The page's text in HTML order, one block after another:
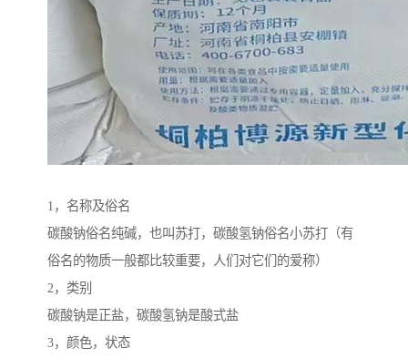
1，名称及俗名
碳酸钠俗名纯碱，也叫苏打，碳酸氢钠俗名小苏打（有
俗名的物质一般都比较重要，人们对它们的爱称）
2，类别
碳酸钠是正盐，碳酸氢钠是酸式盐
3，颜色，状态